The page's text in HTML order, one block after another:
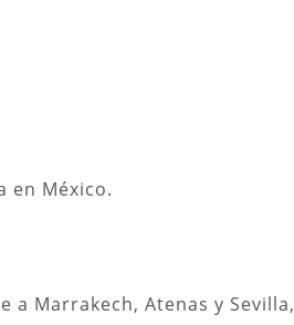
en México.
a Marrakech, Atenas y